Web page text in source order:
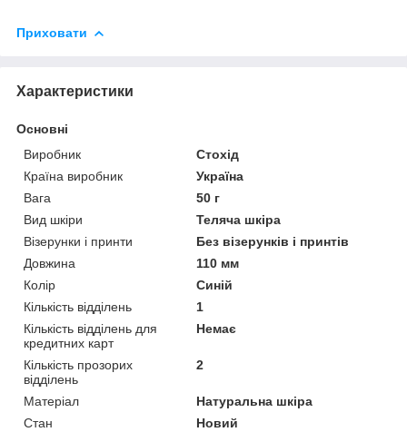
Приховати
Характеристики
Основні
Виробник
Стохід
Країна виробник
Україна
Вага
50 г
Вид шкіри
Теляча шкіра
Візерунки і принти
Без візерунків і принтів
Довжина
110 мм
Колір
Синій
Кількість відділень
1
Кількість відділень для
кредитних карт
Немає
Кількість прозорих
відділень
2
Матеріал
Натуральна шкіра
Стан
Новий